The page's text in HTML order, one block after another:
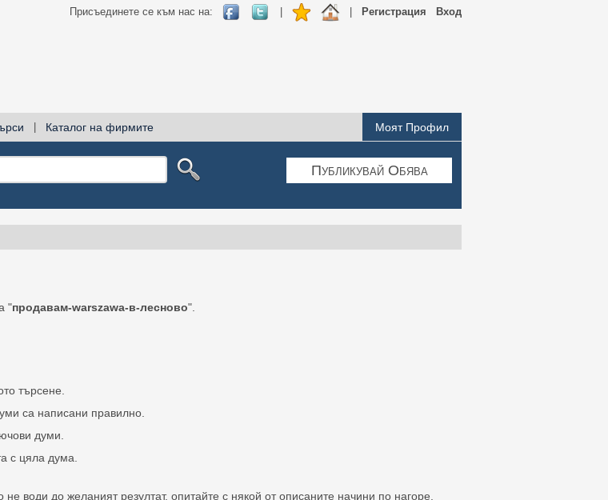
Вход
Регистрация
Присъединете се към нас на:
Каталог на фирмите Моят Профил
Публикувай Обява
"продавам-warszawa-в-лесново".
търсене.
са написани правилно.
думи.
с цяла дума.
води до желаният резултат, опитайте с някой от описаните начини по нагоре.